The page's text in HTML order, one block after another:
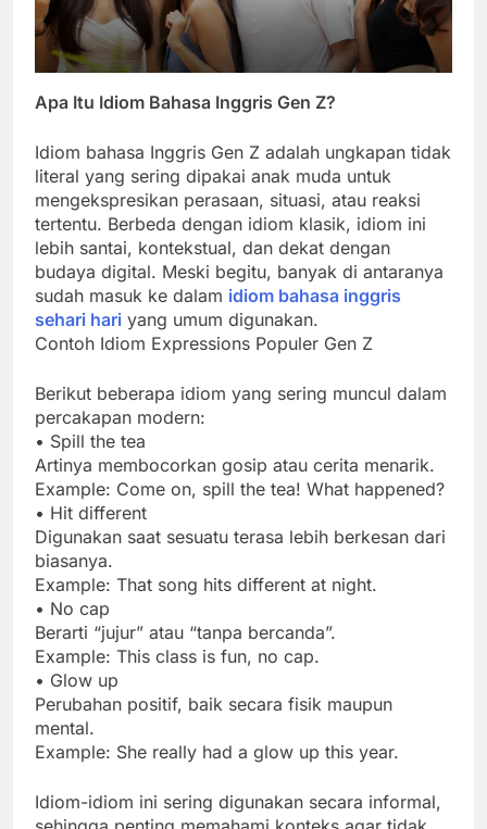
Apa Itu Idiom Bahasa Inggris Gen Z?
Idiom bahasa Inggris Gen Z adalah ungkapan tidak
literal yang sering dipakai anak muda untuk
mengekspresikan perasaan, situasi, atau reaksi
tertentu. Berbeda dengan idiom klasik, idiom ini
lebih santai, kontekstual, dan dekat dengan
budaya digital. Meski begitu, banyak di antaranya
sudah masuk ke dalam idiom bahasa inggris
sehari hari yang umum digunakan.
Contoh Idiom Expressions Populer Gen Z
Berikut beberapa idiom yang sering muncul dalam
percakapan modern:
• Spill the tea
Artinya membocorkan gosip atau cerita menarik.
Example: Come on, spill the tea! What happened?
• Hit different
Digunakan saat sesuatu terasa lebih berkesan dari
biasanya.
Example: That song hits different at night.
• No cap
Berarti “jujur” atau “tanpa bercanda”.
Example: This class is fun, no cap.
• Glow up
Perubahan positif, baik secara fisik maupun
mental.
Example: She really had a glow up this year.
Idiom-idiom ini sering digunakan secara informal,